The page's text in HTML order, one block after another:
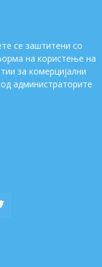
се заштитени со
на користење на
за комерцијални
администраторите